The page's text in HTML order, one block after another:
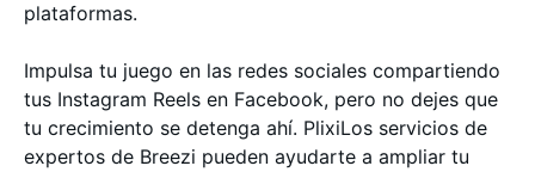
plataformas.
Impulsa tu juego en las redes sociales compartiendo
tus Instagram Reels en Facebook, pero no dejes que
tu crecimiento se detenga ahí. PlixiLos servicios de
expertos de Breezi pueden ayudarte a ampliar tu